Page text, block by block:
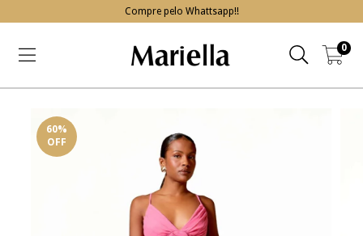
Compre pelo Whattsapp!!
0
60%
OFF